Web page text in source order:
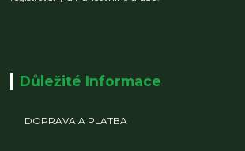
Důležité Informace
DOPRAVA A PLATBA